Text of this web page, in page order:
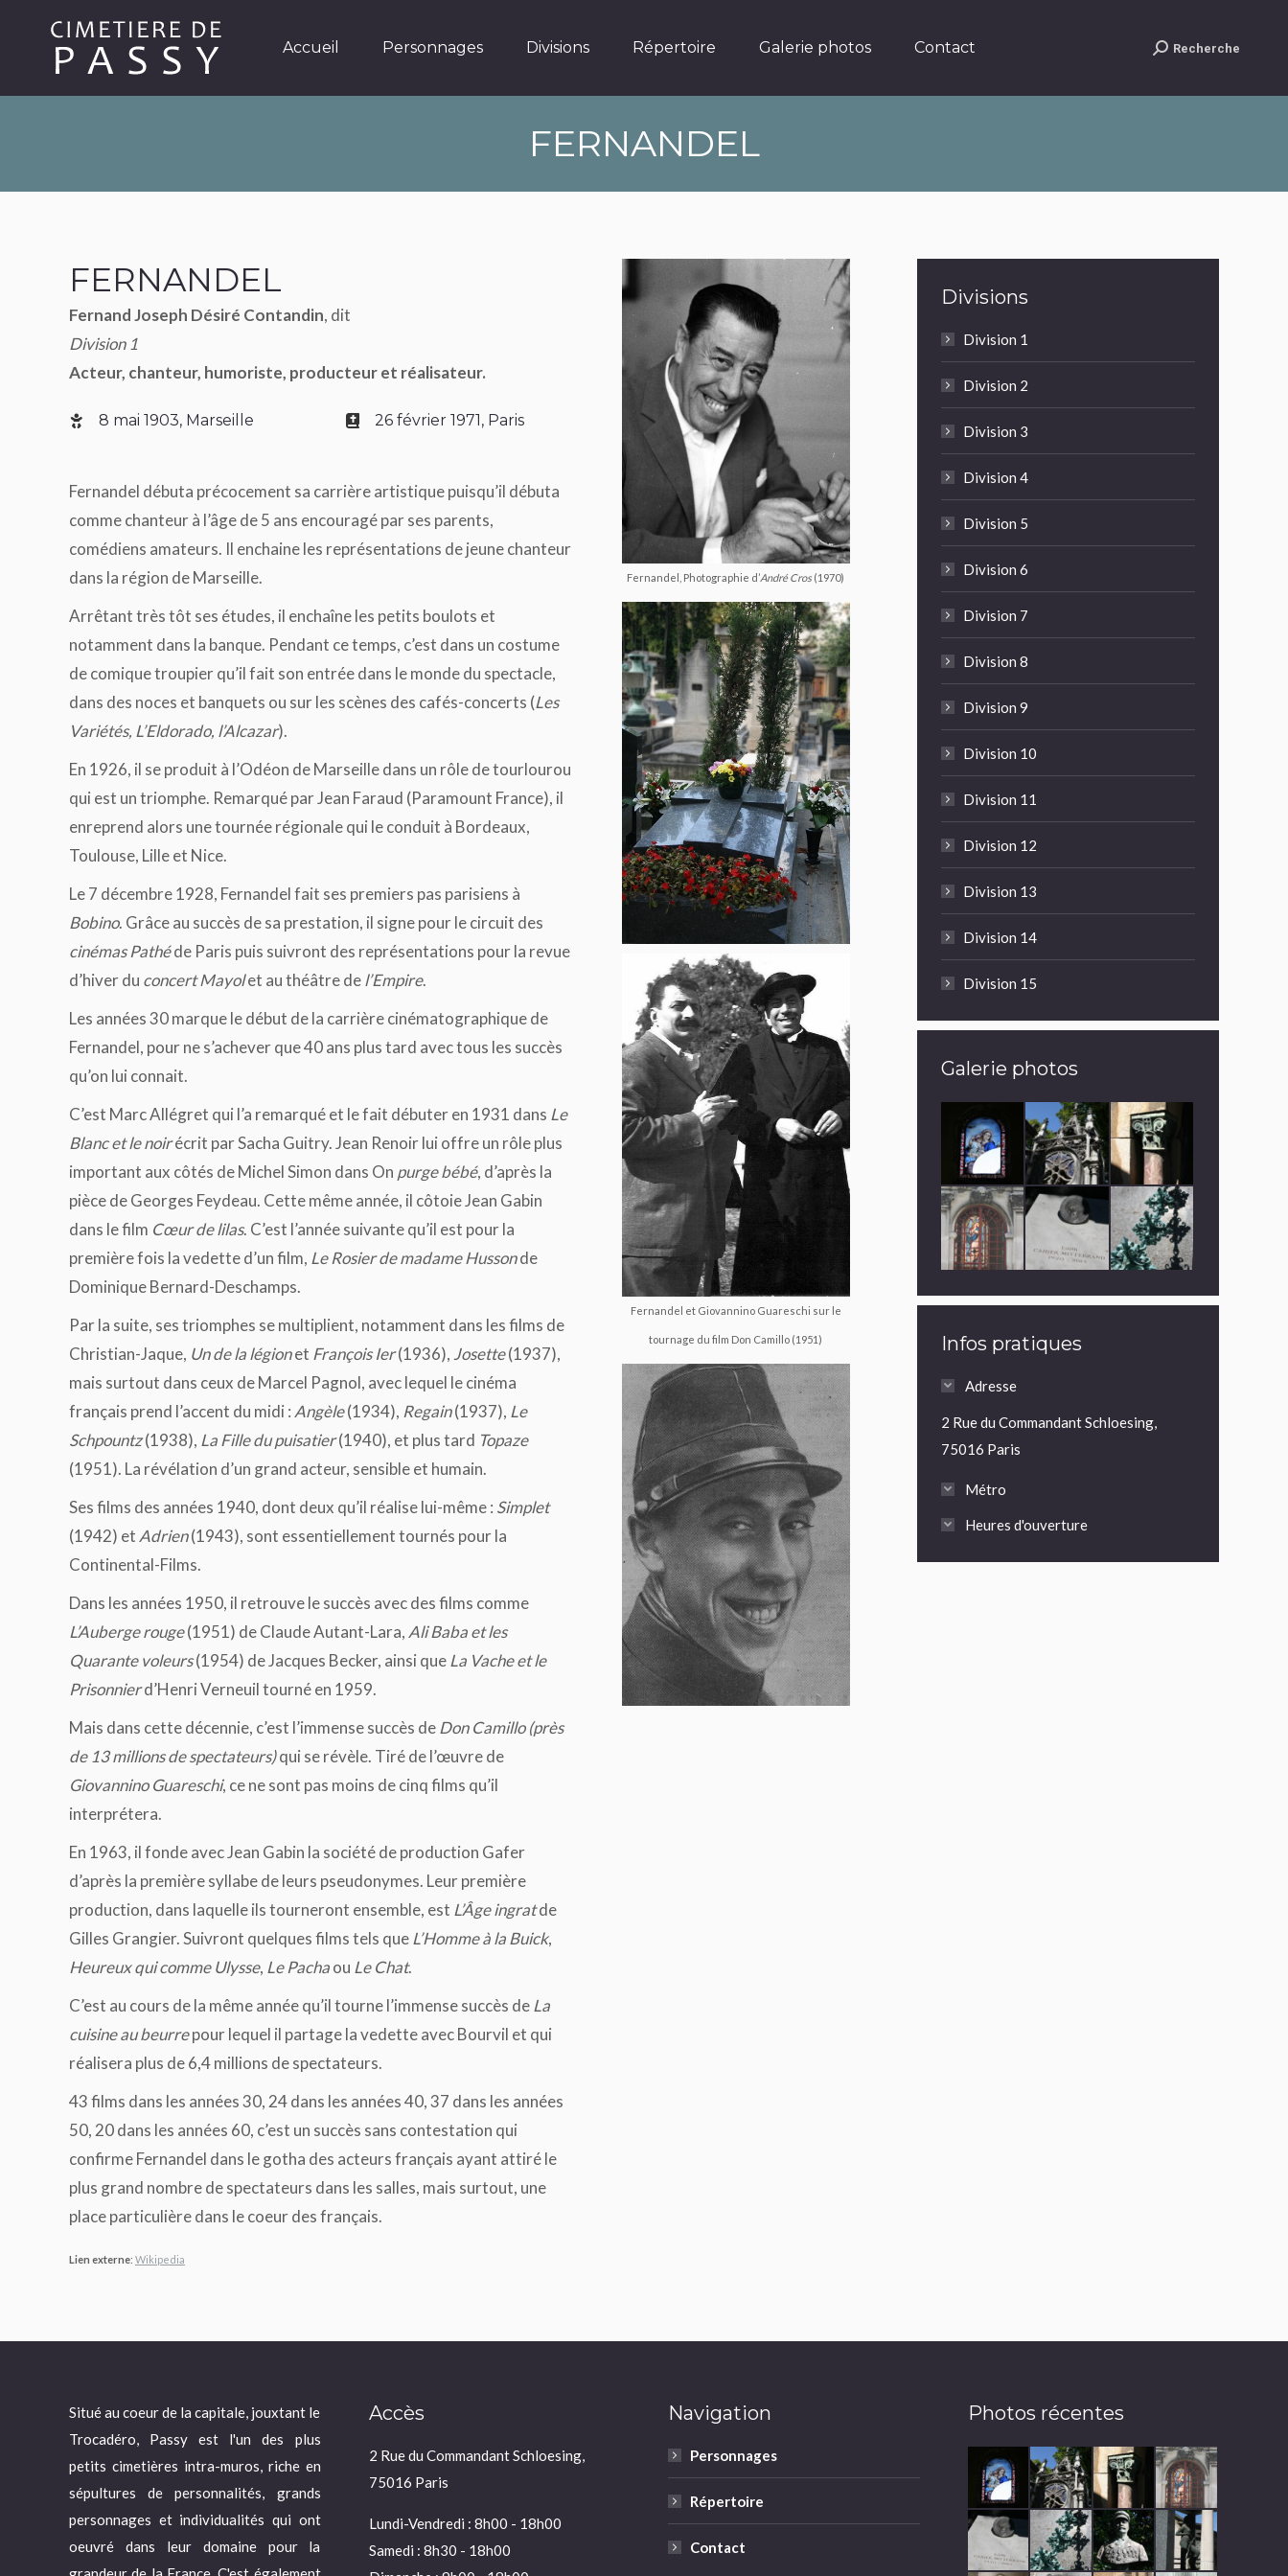
Accueil Personnages Divisions Répertoire Galerie photos Contact Search:
Recherche
FERNANDEL
FERNANDEL
Fernand Joseph Désiré Contandin, dit
Division 1
Acteur, chanteur, humoriste, producteur et réalisateur.
8 mai 1903, Marseille 26 février 1971, Paris
Fernandel débuta précocement sa carrière artistique puisqu’il débuta
comme chanteur à l’âge de 5 ans encouragé par ses parents,
comédiens amateurs. Il enchaine les représentations de jeune chanteur
dans la région de Marseille.
Arrêtant très tôt ses études, il enchaîne les petits boulots et
notamment dans la banque. Pendant ce temps, c’est dans un costume
de comique troupier qu’il fait son entrée dans le monde du spectacle,
dans des noces et banquets ou sur les scènes des cafés-concerts (Les
Variétés, L’Eldorado, l’Alcazar).
En 1926, il se produit à l’Odéon de Marseille dans un rôle de tourlourou
qui est un triomphe. Remarqué par Jean Faraud (Paramount France), il
enreprend alors une tournée régionale qui le conduit à Bordeaux,
Toulouse, Lille et Nice.
Le 7 décembre 1928, Fernandel fait ses premiers pas parisiens à
Bobino. Grâce au succès de sa prestation, il signe pour le circuit des
cinémas Pathéde Paris puis suivront des représentations pour la revue
d’hiver du concert Mayolet au théâtre del’Empire.
Les années 30 marque le début de la carrière cinématographique de
Fernandel, pour ne s’achever que 40 ans plus tard avec tous les succès
qu’on lui connait.
C’est Marc Allégret qui l’a remarqué et le fait débuter en 1931 dans Le
Blanc et le noirécrit par Sacha Guitry. Jean Renoir lui offre un rôle plus
important aux côtés de Michel Simon dans On purge bébé, d’après la
pièce de Georges Feydeau. Cette même année, il côtoie Jean Gabin
dans le film Cœur de lilas. C’est l’année suivante qu’il est pour la
première fois la vedette d’un film, Le Rosier de madame Hussonde
Dominique Bernard-Deschamps.
Par la suite, ses triomphes se multiplient, notamment dans les films de
Christian-Jaque, Un de la légionet François Ier(1936), Josette(1937),
mais surtout dans ceux de Marcel Pagnol, avec lequel le cinéma
français prend l’accent du midi : Angèle(1934), Regain(1937), Le
Schpountz(1938), La Fille du puisatier(1940), et plus tard Topaze
(1951). La révélation d’un grand acteur, sensible et humain.
Ses films des années 1940, dont deux qu’il réalise lui-même : Simplet
(1942) et Adrien(1943), sont essentiellement tournés pour la
Continental-Films.
Dans les années 1950, il retrouve le succès avec des films comme
L’Auberge rouge(1951) de Claude Autant-Lara, Ali Baba et les
Quarante voleurs(1954) de Jacques Becker, ainsi queLa Vache et le
Prisonnierd’Henri Verneuil tourné en 1959.
Mais dans cette décennie, c’est l’immense succès deDon Camillo (près
de 13 millions de spectateurs)qui se révèle. Tiré de l’œuvre de
Giovannino Guareschi, ce ne sont pas moins de cinq films qu’il
interprétera.
En 1963, il fonde avec Jean Gabin la société de production Gafer
d’après la première syllabe de leurs pseudonymes. Leur première
production, dans laquelle ils tourneront ensemble, est L’Âge ingratde
Gilles Grangier. Suivront quelques films tels queL’Homme à la Buick,
Heureux qui comme Ulysse, Le Pachaou Le Chat.
C’est au cours de la même année qu’il tourne l’immense succès deLa
cuisine au beurrepour lequel il partage la vedette avec Bourvil et qui
réalisera plus de 6,4 millions de spectateurs.
43 films dans les années 30, 24 dans les années 40, 37 dans les années
50, 20 dans les années 60, c’est un succès sans contestation qui
confirme Fernandel dans le gotha des acteurs français ayant attiré le
plus grand nombre de spectateurs dans les salles, mais surtout, une
place particulière dans le coeur des français.
Lien externe: Wikipedia
Fernandel, Photographie d’André Cros (1970)
Fernandel et Giovannino Guareschi sur le
tournage du film Don Camillo (1951)
Divisions
Division 1
Division 2
Division 3
Division 4
Division 5
Division 6
Division 7
Division 8
Division 9
Division 10
Division 11
Division 12
Division 13
Division 14
Division 15
Galerie photos
Infos pratiques
Adresse
2 Rue du Commandant Schloesing,
75016 Paris
Métro
Heures d'ouverture
Situé au coeur de la capitale, jouxtant le
Trocadéro, Passy est l'un des plus
petits cimetières intra-muros, riche en
sépultures de personnalités, grands
personnages et individualités qui ont
oeuvré dans leur domaine pour la
Accès
2 Rue du Commandant Schloesing,
75016 Paris
Lundi-Vendredi : 8h00 - 18h00
Samedi : 8h30 - 18h00
Navigation
Personnages
Répertoire
Contact
Photos récentes
Search: